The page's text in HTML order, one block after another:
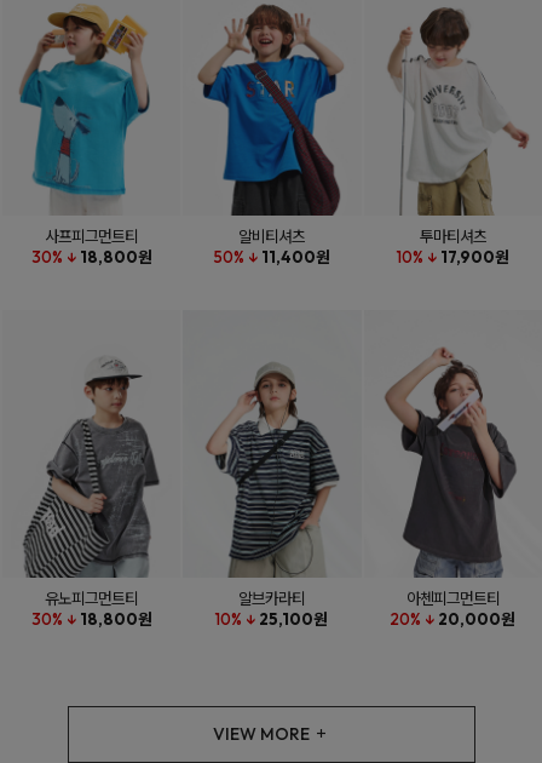
사프피그먼트티
30% ↓ 18,800원
알비티셔츠
50% ↓ 11,400원
투마티셔츠
10% ↓ 17,900원
유노피그먼트티
30% ↓ 18,800원
알브카라티
10% ↓ 25,100원
아첸피그먼트티
20% ↓ 20,000원
VIEW MORE